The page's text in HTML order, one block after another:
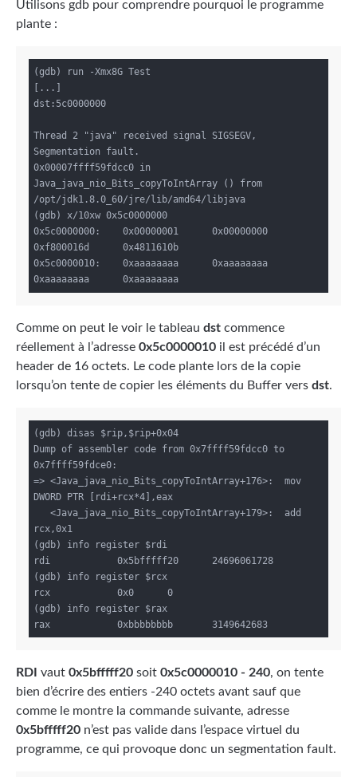
Utilisons gdb pour comprendre pourquoi le programme
plante :
(gdb) run -Xmx8G Test
[...]
dst:5c0000000
Thread 2 "java" received signal SIGSEGV,
Segmentation fault.
0x00007ffff59fdcc0 in
Java_java_nio_Bits_copyToIntArray () from
/opt/jdk1.8.0_60/jre/lib/amd64/libjava
(gdb) x/10xw 0x5c0000000
0x5c0000000:    0x00000001      0x00000000
0xf800016d      0x4811610b
0x5c0000010:    0xaaaaaaaa      0xaaaaaaaa
Comme on peut le voir le tableau dst commence
réellement à l’adresse 0x5c0000010 il est précédé d’un
header de 16 octets. Le code plante lors de la copie
lorsqu’on tente de copier les éléments du Buffer vers dst.
(gdb) disas $rip,$rip+0x04
Dump of assembler code from 0x7ffff59fdcc0 to
0x7ffff59fdce0:
=> <Java_java_nio_Bits_copyToIntArray+176>:  mov
DWORD PTR [rdi+rcx*4],eax
   <Java_java_nio_Bits_copyToIntArray+179>:  add
rcx,0x1
(gdb) info register $rdi
rdi            0x5bfffff20      24696061728
(gdb) info register $rcx
rcx            0x0      0
(gdb) info register $rax
RDI vaut 0x5bfffff20 soit 0x5c0000010 - 240, on tente
bien d’écrire des entiers -240 octets avant sauf que
comme le montre la commande suivante, adresse
0x5bfffff20 n’est pas valide dans l’espace virtuel du
programme, ce qui provoque donc un segmentation fault.